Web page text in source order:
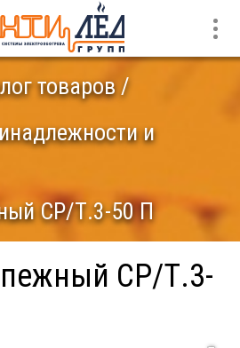
товаров
и
СР/Т.3-50 П
СР/Т.3-